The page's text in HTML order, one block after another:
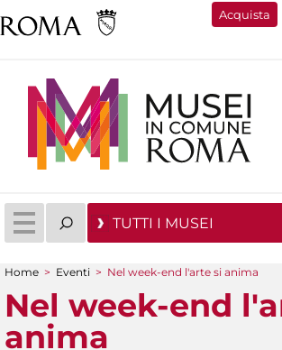
Acquista
TUTTI I MUSEI
Tu sei qui
Home > Eventi > Nel week-end l'arte si anima
Nel week-end
anima